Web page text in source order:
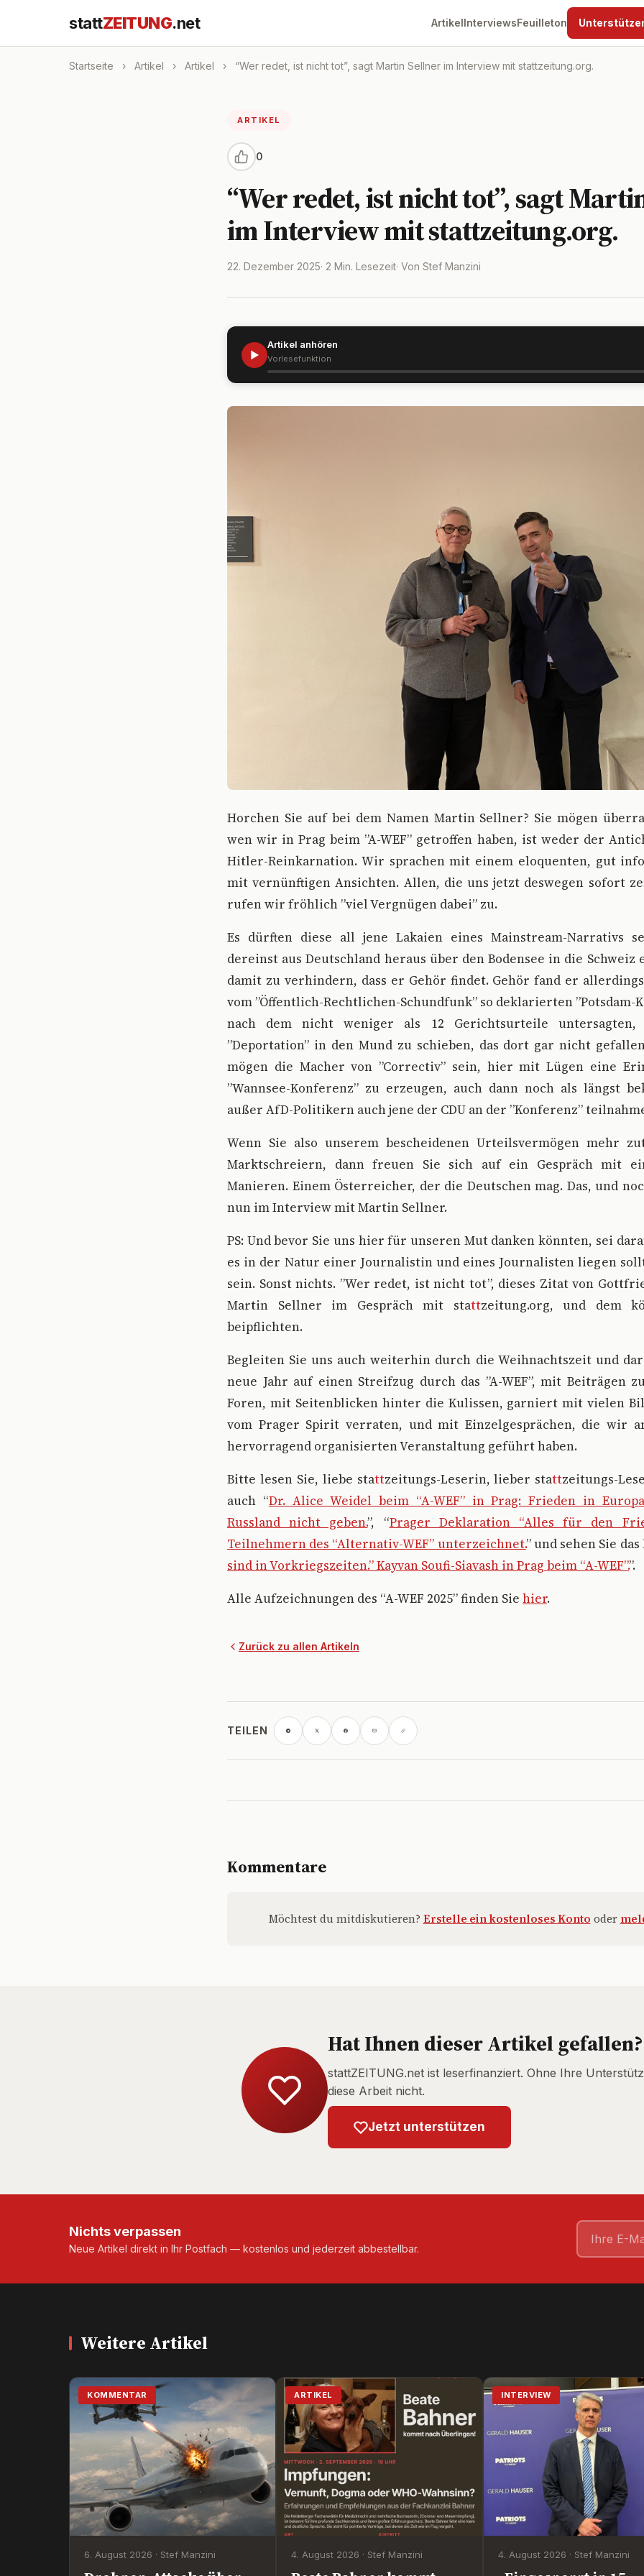
stattZEITUNG.net ArtikelInterviewsFeuilleton
Startseite › Artikel › Artikel › “Wer redet, ist nicht tot”, sagt Martin Sellner im Interview mit stattzeitung.org.
ARTIKEL
0
“Wer redet, ist nicht tot”, sagt
im Interview mit stattzeitung.org.
22. Dezember 2025· 2 Min. Lesezeit· Von Stef Manzini
▶
Artikel anhören
Vorlesefunktion
Horchen Sie auf bei dem Namen Martin Sellner? Sie mögen
wen wir in Prag beim ”A-WEF” getroffen haben, ist weder der
Hitler-Reinkarnation. Wir sprachen mit einem eloquenten, gut
mit vernünftigen Ansichten. Allen, die uns jetzt deswegen sofort
rufen wir fröhlich ”viel Vergnügen dabei” zu.
Es dürften diese all jene Lakaien eines Mainstream-Narrativs
dereinst aus Deutschland heraus über den Bodensee in die Schweiz
damit zu verhindern, dass er Gehör findet. Gehör fand er
vom ”Öffentlich-Rechtlichen-Schundfunk” so deklarierten ”Potsdam-
nach dem nicht weniger als 12 Gerichtsurteile
”Deportation” in den Mund zu schieben, das dort gar nicht
mögen die Macher von ”Correctiv” sein, hier mit Lügen eine
”Wannsee-Konferenz” zu erzeugen, auch dann noch als längst
außer AfD-Politikern auch jene der CDU an der ”Konferenz”
Wenn Sie also unserem bescheidenen Urteilsvermögen mehr
Marktschreiern, dann freuen Sie sich auf ein Gespräch mit
Manieren. Einem Österreicher, der die Deutschen mag. Das, und
nun im Interview mit Martin Sellner.
PS: Und bevor Sie uns hier für unseren Mut danken könnten, sei
es in der Natur einer Journalistin und eines Journalisten liegen
sein. Sonst nichts. ”Wer redet, ist nicht tot”, dieses Zitat von
Martin Sellner im Gespräch mit stattzeitung.org, und dem
beipflichten.
Begleiten Sie uns auch weiterhin durch die Weihnachtszeit und
neue Jahr auf einen Streifzug durch das ”A-WEF”, mit Beiträgen
Foren, mit Seitenblicken hinter die Kulissen, garniert mit vielen
vom Prager Spirit verraten, und mit Einzelgesprächen, die wir
hervorragend organisierten Veranstaltung geführt haben.
Bitte lesen Sie, liebe stattzeitungs-Leserin, lieber stattzeitungs-
auch “Dr. Alice Weidel beim “A-WEF” in Prag: Frieden in
Russland nicht geben.”, “Prager Deklaration “Alles für den
Teilnehmern des “Alternativ-WEF” unterzeichnet.” und sehen Sie
sind in Vorkriegszeiten.” Kayvan Soufi-Siavash in Prag beim “A-WEF”.”.
Alle Aufzeichnungen des “A-WEF 2025” finden Sie hier.
Zurück zu allen Artikeln
TEILEN
Kommentare
Möchtest du mitdiskutieren? Erstelle ein kostenloses Konto oder
Hat Ihnen dieser Artikel gefallen?
stattZEITUNG.net ist leserfinanziert. Ohne Ihre
diese Arbeit nicht.
Jetzt unterstützen
Nichts verpassen
Neue Artikel direkt in Ihr Postfach — kostenlos und jederzeit abbestellbar.
Weitere Artikel
KOMMENTAR
6. August 2026 · Stef Manzini
ARTIKEL
4. August 2026 · Stef Manzini
INTERVIEW
4. August 2026 · Stef Manzini